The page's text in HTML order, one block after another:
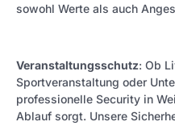
sowohl Werte als auch
Veranstaltungsschutz: Ob
Sportveranstaltung oder
professionelle Security in
Ablauf sorgt. Unsere